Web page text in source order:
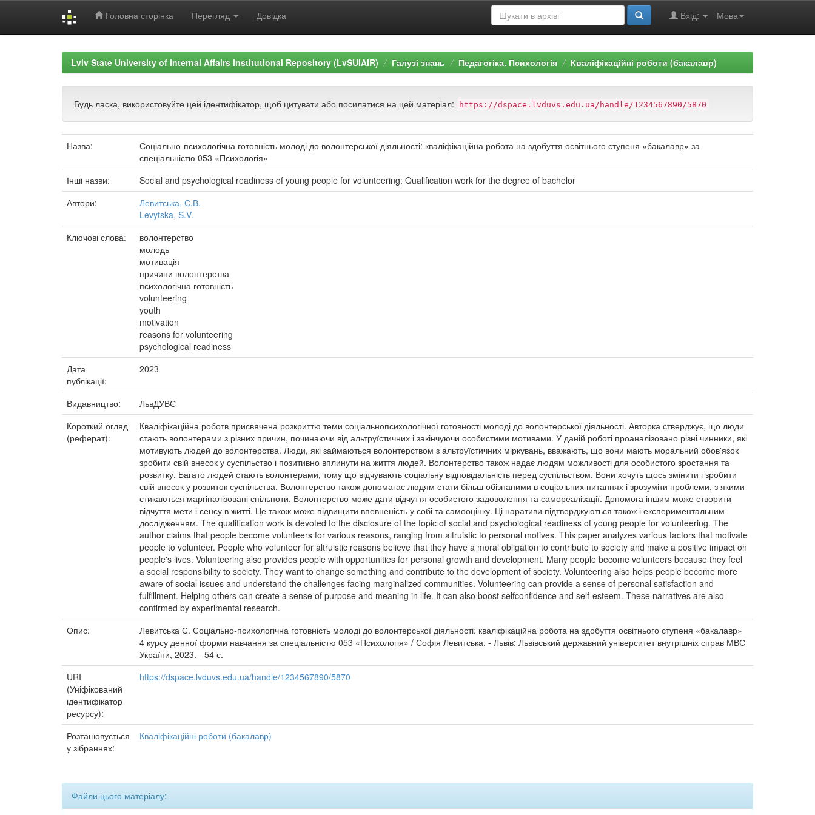
Головна сторінка Перегляд Довідка Мова
Вхід:
Lviv State University of Internal Affairs Institutional Repository (LvSUIAIR) Галузі знань Педагогіка. Психологія Кваліфікаційні роботи (бакалавр)
Будь ласка, використовуйте цей ідентифікатор, щоб цитувати або посилатися на цей матеріал: https://dspace.lvduvs.edu.ua/handle/1234567890/5870
Назва:
Соціально-психологічна готовність молоді до волонтерської діяльності: кваліфікаційна робота на здобуття освітнього ступеня «бакалавр» за
спеціальністю 053 «Психологія»
Інші назви:
Social and psychological readiness of young people for volunteering: Qualification work for the degree of bachelor
Автори:
Левитська, С.В.
Levytska, S.V.
Ключові слова:
волонтерство
молодь
мотивація
причини волонтерства
психологічна готовність
volunteering
youth
motivation
reasons for volunteering
psychological readiness
Дата
публікації:
2023
Видавництво:
ЛьвДУВС
Короткий огляд
(реферат):
Кваліфікаційна роботв присвячена розкриттю теми соціальнопсихологічної готовності молоді до волонтерської діяльності. Авторка стверджує, що люди
стають волонтерами з різних причин, починаючи від альтруїстичних і закінчуючи особистими мотивами. У даній роботі проаналізовано різні чинники, які
мотивують людей до волонтерства. Люди, які займаються волонтерством з альтруїстичних міркувань, вважають, що вони мають моральний обов'язок
зробити свій внесок у суспільство і позитивно вплинути на життя людей. Волонтерство також надає людям можливості для особистого зростання та
розвитку. Багато людей стають волонтерами, тому що відчувають соціальну відповідальність перед суспільством. Вони хочуть щось змінити і зробити
свій внесок у розвиток суспільства. Волонтерство також допомагає людям стати більш обізнаними в соціальних питаннях і зрозуміти проблеми, з якими
стикаються маргіналізовані спільноти. Волонтерство може дати відчуття особистого задоволення та самореалізації. Допомога іншим може створити
відчуття мети і сенсу в житті. Це також може підвищити впевненість у собі та самооцінку. Ці наративи підтверджуються також і експериментальним
дослідженням. The qualification work is devoted to the disclosure of the topic of social and psychological readiness of young people for volunteering. The
author claims that people become volunteers for various reasons, ranging from altruistic to personal motives. This paper analyzes various factors that motivate
people to volunteer. People who volunteer for altruistic reasons believe that they have a moral obligation to contribute to society and make a positive impact on
people's lives. Volunteering also provides people with opportunities for personal growth and development. Many people become volunteers because they feel
a social responsibility to society. They want to change something and contribute to the development of society. Volunteering also helps people become more
aware of social issues and understand the challenges facing marginalized communities. Volunteering can provide a sense of personal satisfaction and
fulfillment. Helping others can create a sense of purpose and meaning in life. It can also boost selfconfidence and self-esteem. These narratives are also
confirmed by experimental research.
Опис:
Левитська С. Соціально-психологічна готовність молоді до волонтерської діяльності: кваліфікаційна робота на здобуття освітнього ступеня «бакалавр»
4 курсу денної форми навчання за спеціальністю 053 «Психологія» / Софія Левитська. - Львів: Львівський державний університет внутрішніх справ МВС
України, 2023. - 54 с.
URI
(Уніфікований
ідентифікатор
ресурсу):
https://dspace.lvduvs.edu.ua/handle/1234567890/5870
Розташовується
у зібраннях:
Кваліфікаційні роботи (бакалавр)
Файли цього матеріалу: